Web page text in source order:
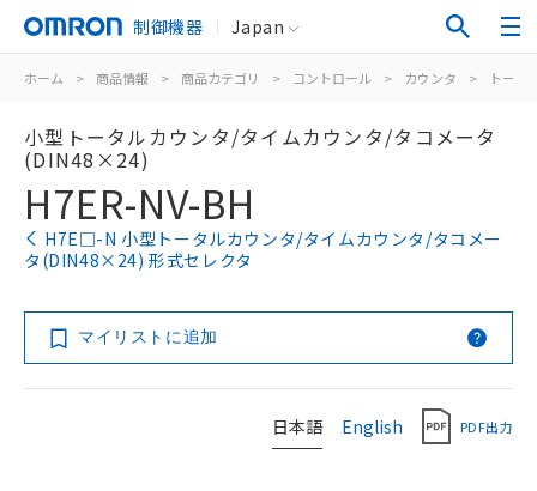
制御機器 Japan
ホーム > 商品情報 > 商品カテゴリ > コントロール > カウンタ > トータ
小型トータルカウンタ/タイムカウンタ/タコメータ
(DIN48×24)
H7ER-NV-BH
H7E□-N 小型トータルカウンタ/タイムカウンタ/タコメー
タ(DIN48×24) 形式セレクタ
マイリストに追加
日本語 English PDF出力